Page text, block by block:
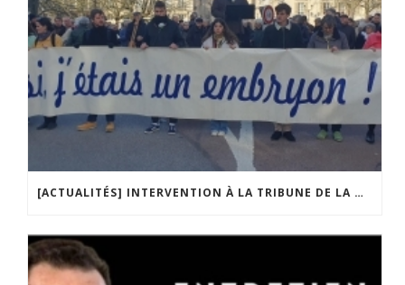
[ACTUALITÉS] INTERVENTION À LA TRIBUNE DE LA MOBILISATION CONTRE LA CONSTITUTIONNALISATION DE L’IVG